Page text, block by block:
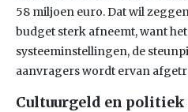
58 miljoen euro. Dat wil
budget sterk afneemt, want
systeeminstellingen, de
aanvragers wordt ervan
Cultuurgeld en politiek